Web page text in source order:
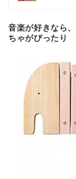
音楽が好きなら
ちゃがぴったり